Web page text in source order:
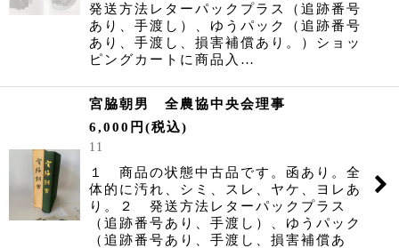
発送方法レターパックプラス（追跡番号
あり、手渡し）、ゆうパック（追跡番号
あり、手渡し、損害補償あり。）ショッ
ピングカートに商品入…
宮脇朝男 全農協中央会理事
6,000 円 (税込)
11
１ 商品の状態中古品です。函あり。全
体的に汚れ、シミ、スレ、ヤケ、ヨレあ
り。２ 発送方法レターパックプラス
（追跡番号あり、手渡し）、ゆうパック
（追跡番号あり、手渡し、損害補償あ